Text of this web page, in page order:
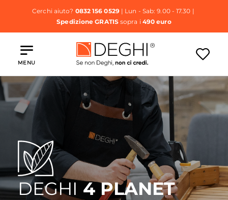
Cerchi aiuto? 0832 156 0529| Lun - Sab: 9.00 - 17.30 |
Spedizione GRATISsopra i 490 euro
MENU
DEGHI 4 PLANET